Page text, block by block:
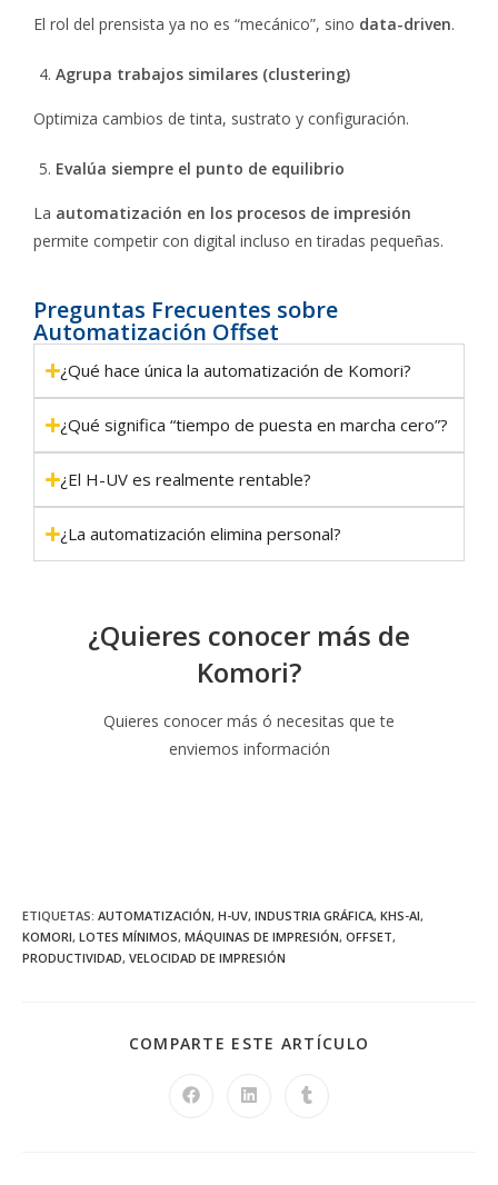
El rol del prensista ya no es “mecánico”, sino data-driven.
Agrupa trabajos similares (clustering)
Optimiza cambios de tinta, sustrato y configuración.
Evalúa siempre el punto de equilibrio
La automatización en los procesos de impresión
permite competir con digital incluso en tiradas pequeñas.
Preguntas Frecuentes sobre
Automatización Offset
¿Qué hace única la automatización de Komori?
¿Qué significa “tiempo de puesta en marcha cero”?
¿El H-UV es realmente rentable?
¿La automatización elimina personal?
¿Quieres conocer más de
Komori?
Quieres conocer más ó necesitas que te
enviemos información
ETIQUETAS: AUTOMATIZACIÓN, H-UV, INDUSTRIA GRÁFICA, KHS-AI,
KOMORI, LOTES MÍNIMOS, MÁQUINAS DE IMPRESIÓN, OFFSET,
PRODUCTIVIDAD, VELOCIDAD DE IMPRESIÓN
COMPARTE ESTE ARTÍCULO